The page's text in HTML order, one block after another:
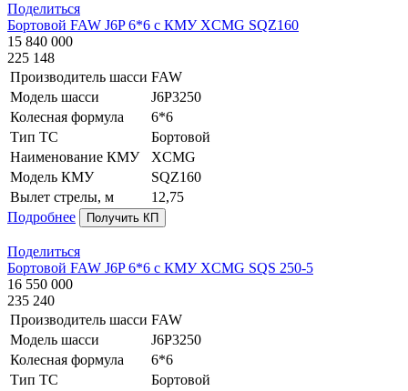
Поделиться
Бортовой FAW J6P 6*6 с КМУ XCMG SQZ160
15 840 000
225 148
Производитель шасси FAW
Модель шасси
J6P3250
Колесная формула
6*6
Тип ТС
Бортовой
Наименование КМУ
XCMG
Модель КМУ
SQZ160
Вылет стрелы, м
12,75
Подробнее
Получить КП
Поделиться
Бортовой FAW J6P 6*6 с КМУ XCMG SQS 250-5
16 550 000
235 240
Производитель шасси FAW
Модель шасси
J6P3250
Колесная формула
6*6
Тип ТС
Бортовой